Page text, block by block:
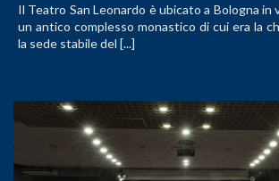
Il Teatro San Leonardo è ubicato a Bologna in
un antico complesso monastico di cui era la
la sede stabile del [...]